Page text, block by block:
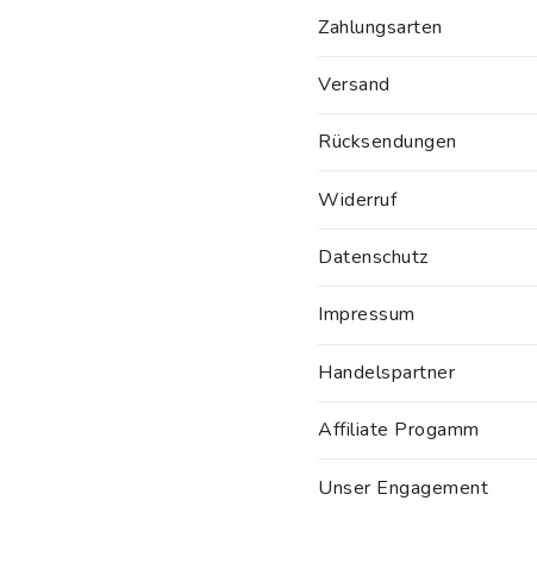
Zahlungsarten
Versand
Rücksendungen
Widerruf
Datenschutz
Impressum
Handelspartner
Affiliate Progamm
Unser Engagement